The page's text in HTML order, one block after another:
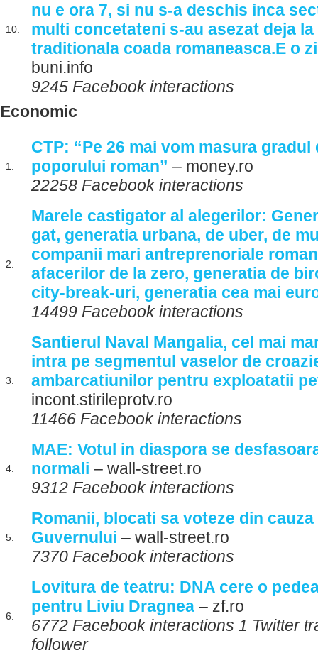
10.
nu e ora 7, si nu s-a deschis inca
multi concetateni s-au asezat deja la
traditionala coada romaneasca.E o
buni.info
9245 Facebook interactions
Economic
1.
CTP: “Pe 26 mai vom masura
poporului roman” – money.ro
22258 Facebook interactions
2.
Marele castigator al alegerilor:
gat, generatia urbana, de uber, de
companii mari antreprenoriale
afacerilor de la zero, generatia de
city-break-uri, generatia cea mai
14499 Facebook interactions
3.
Santierul Naval Mangalia, cel mai
intra pe segmentul vaselor de
ambarcatiunilor pentru exploatatii
incont.stirileprotv.ro
11466 Facebook interactions
4.
MAE: Votul in diaspora se
normali – wall-street.ro
9312 Facebook interactions
5.
Romanii, blocati sa voteze din
Guvernului – wall-street.ro
7370 Facebook interactions
6.
Lovitura de teatru: DNA cere o
pentru Liviu Dragnea – zf.ro
6772 Facebook interactions 1 Twitter
follower